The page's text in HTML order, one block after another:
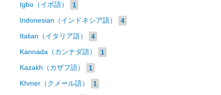
Igbo（イボ語） 1
Indonesian（インドネシア語） 4
Italian（イタリア語） 4
Kannada（カンナダ語） 1
Kazakh（カザフ語） 1
Khmer（クメール語） 1